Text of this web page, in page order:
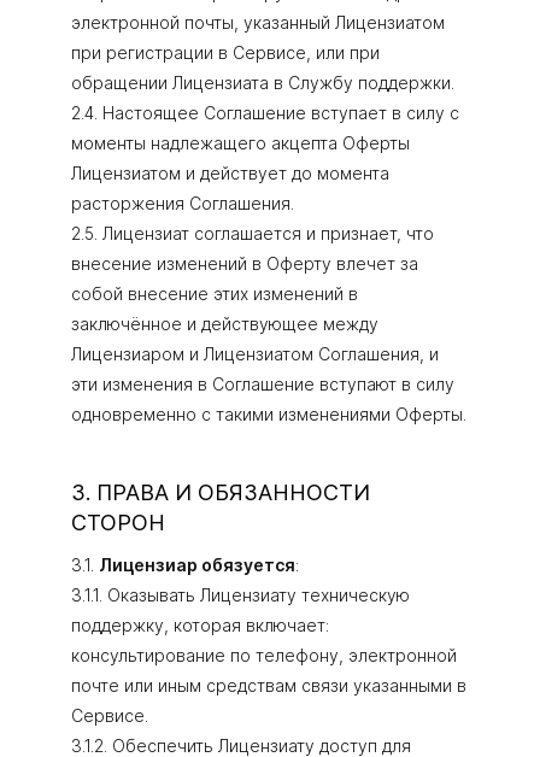
электронной почты, указанный Лицензиатом
при регистрации в Сервисе, или при
обращении Лицензиата в Службу поддержки.
2.4. Настоящее Соглашение вступает в силу с
моменты надлежащего акцепта Оферты
Лицензиатом и действует до момента
расторжения Соглашения.
2.5. Лицензиат соглашается и признает, что
внесение изменений в Оферту влечет за
собой внесение этих изменений в
заключённое и действующее между
Лицензиаром и Лицензиатом Соглашения, и
эти изменения в Соглашение вступают в силу
одновременно с такими изменениями Оферты.
3. ПРАВА И ОБЯЗАННОСТИ
СТОРОН
3.1. Лицензиар обязуется:
3.1.1. Оказывать Лицензиату техническую
поддержку, которая включает:
консультирование по телефону, электронной
почте или иным средствам связи указанными в
Сервисе.
3.1.2. Обеспечить Лицензиату доступ для